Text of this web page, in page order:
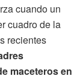
cuando un
cuadro de la
recientes
maceteros en